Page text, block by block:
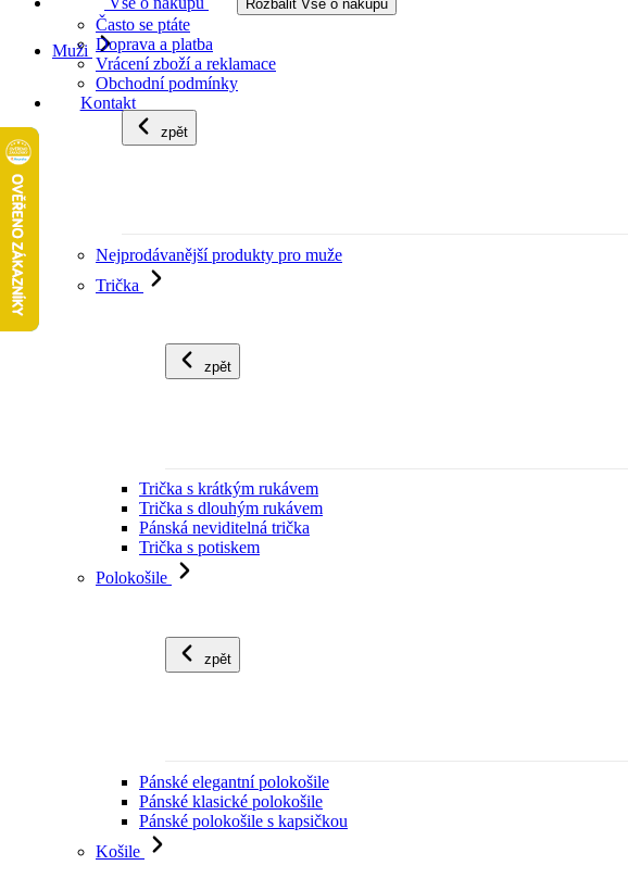
Rozbalit Vše o nákupu
Často se ptáte
Doprava a platba
Vrácení zboží a reklamace
Obchodní podmínky
Kontakt
Muži
zpět
Nejprodávanější produkty pro muže
Trička
zpět
Trička s krátkým rukávem
Trička s dlouhým rukávem
Pánská neviditelná trička
Trička s potiskem
Polokošile
zpět
Pánské elegantní polokošile
Pánské klasické polokošile
Pánské polokošile s kapsičkou
Košile